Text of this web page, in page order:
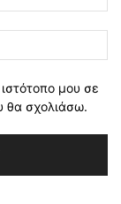
μου σε
θα σχολιάσω.